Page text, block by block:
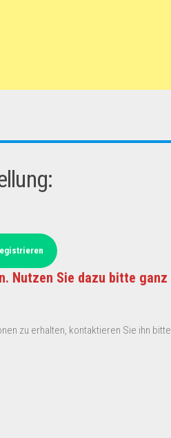
Nutzen Sie dazu bitte ganz
zu erhalten, kontaktieren Sie ihn bitte.